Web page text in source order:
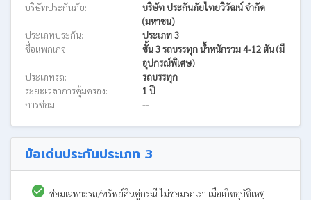
บริษัทประกันภัย:
บริษัท ประกันภัยไทยวิวัฒน์ จำกัด
(มหาชน)
ประเภทประกัน:
ประเภท 3
ชื่อแพกเกจ:
ชั้น 3 รถบรรทุก น้ำหนักรวม 4-12 ตัน (มี
อุปกรณ์พิเศษ)
ประเภทรถ:
รถบรรทุก
ระยะเวลาการคุ้มครอง:
1 ปี
การซ่อม:
--
ข้อเด่นประกันประเภท 3
ซ่อมเฉพาะรถ/ทรัพย์สินคู่กรณี ไม่ซ่อมรถเรา เมื่อเกิดอุบัติเหตุ